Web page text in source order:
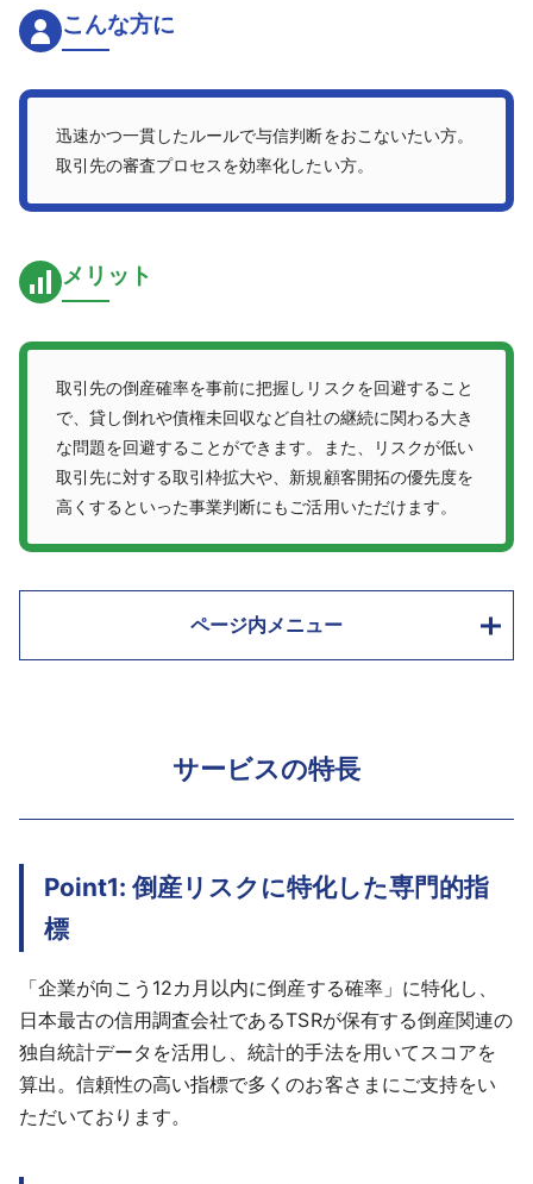
こんな方に
迅速かつ一貫したルールで与信判断をおこないたい方。
取引先の審査プロセスを効率化したい方。
メリット
取引先の倒産確率を事前に把握しリスクを回避すること
で、貸し倒れや債権未回収など自社の継続に関わる大き
な問題を回避することができます。また、リスクが低い
取引先に対する取引枠拡大や、新規顧客開拓の優先度を
高くするといった事業判断にもご活用いただけます。
ページ内メニュー
サービスの特長
Point1: 倒産リスクに特化した専門的指
標
「企業が向こう12カ月以内に倒産する確率」に特化し、
日本最古の信用調査会社であるTSRが保有する倒産関連の
独自統計データを活用し、統計的手法を用いてスコアを
算出。信頼性の高い指標で多くのお客さまにご支持をい
ただいております。